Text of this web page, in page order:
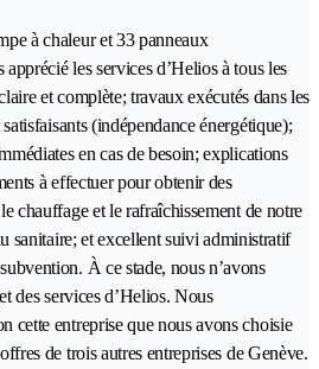
à chaleur et 33 panneaux
les services d’Helios à tous les
et complète; travaux exécutés dans les
(indépendance énergétique);
en cas de besoin; explications
à effectuer pour obtenir des
chauffage et le rafraîchissement de notre
sanitaire; et excellent suivi administratif
À ce stade, nous n’avons
des services d’Helios. Nous
cette entreprise que nous avons choisie
de trois autres entreprises de Genève.